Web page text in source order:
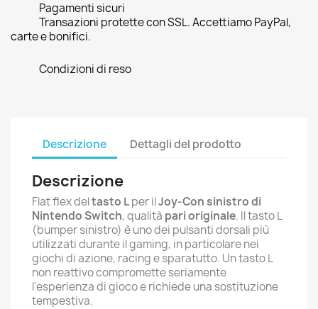
Pagamenti sicuri
Transazioni protette con SSL. Accettiamo PayPal,
carte e bonifici.
Condizioni di reso
Descrizione Dettagli del prodotto
Descrizione
Flat flex deltasto Lper ilJoy-Con sinistro di
Nintendo Switch, qualità pari originale. Il tasto L
(bumper sinistro) è uno dei pulsanti dorsali più
utilizzati durante il gaming, in particolare nei
giochi di azione, racing e sparatutto. Un tasto L
non reattivo compromette seriamente
l'esperienza di gioco e richiede una sostituzione
tempestiva.